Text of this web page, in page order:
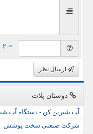
= ۲ بعلاوه ۴
ارسال نظر
دوستان پلات
آب شیرین کن - دستگاه آب
شرکت صنعتی سخت پوشش